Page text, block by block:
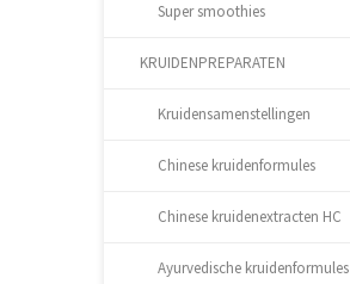
Super smoothies
KRUIDENPREPARATEN
Kruidensamenstellingen
Chinese kruidenformules
Chinese kruidenextracten HC
Ayurvedische kruidenformules